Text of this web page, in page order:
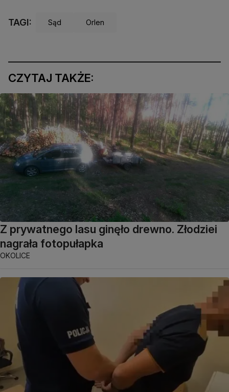
TAGI: Sąd Orlen
CZYTAJ TAKŻE:
Z prywatnego lasu ginęło drewno. Złodziei
nagrała fotopułapka
OKOLICE